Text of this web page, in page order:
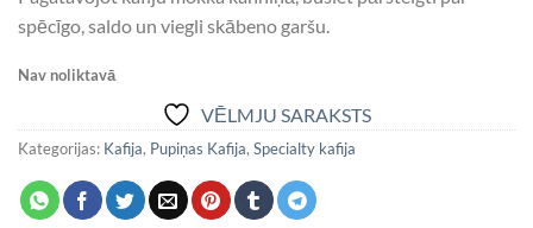
spēcīgo, saldo un viegli skābeno garšu.
Nav noliktavā
VĒLMJU SARAKSTS
Kategorijas: Kafija, Pupiņas Kafija, Specialty kafija